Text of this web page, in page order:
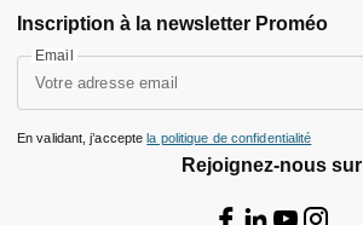
Rejoignez-nous sur
Inscription à la newsletter Proméo
Email
En validant, j’acceptela politique de confidentialité